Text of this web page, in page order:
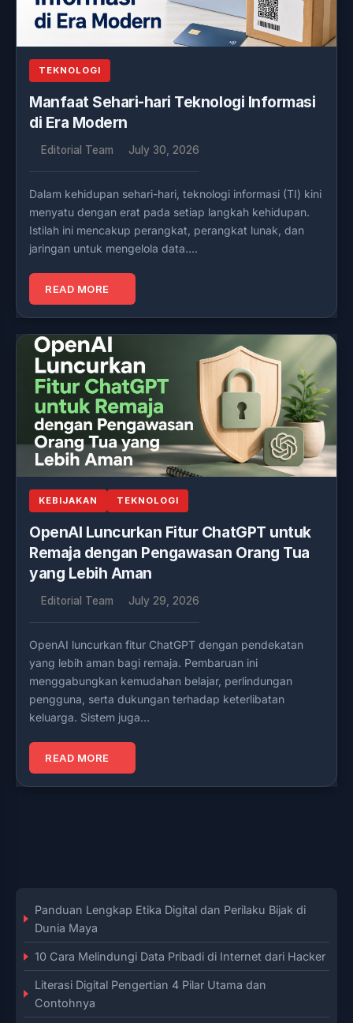
TEKNOLOGI
Manfaat Sehari-hari Teknologi Informasi
di Era Modern
Editorial Team July 30, 2026
Dalam kehidupan sehari-hari, teknologi informasi (TI) kini
menyatu dengan erat pada setiap langkah kehidupan.
Istilah ini mencakup perangkat, perangkat lunak, dan
jaringan untuk mengelola data….
READ MORE
KEBIJAKAN TEKNOLOGI
OpenAI Luncurkan Fitur ChatGPT untuk
Remaja dengan Pengawasan Orang Tua
yang Lebih Aman
Editorial Team July 29, 2026
OpenAI luncurkan fitur ChatGPT dengan pendekatan
yang lebih aman bagi remaja. Pembaruan ini
menggabungkan kemudahan belajar, perlindungan
pengguna, serta dukungan terhadap keterlibatan
keluarga. Sistem juga…
READ MORE
Panduan Lengkap Etika Digital dan Perilaku Bijak di
Dunia Maya
10 Cara Melindungi Data Pribadi di Internet dari Hacker
Literasi Digital Pengertian 4 Pilar Utama dan
Contohnya